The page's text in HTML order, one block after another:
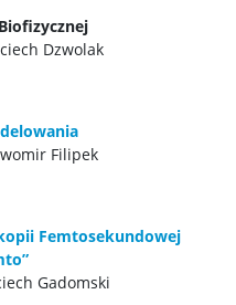
Dzwolak
Filipek
Femtosekundowej
Gadomski